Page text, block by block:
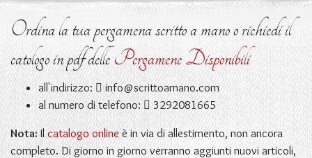
Ordina la tua pergamena scritto a mano o richiedi il
catologo in pdf dellePergamene Disponibili
all'indirizzo: info@scrittoamano.com
al numero di telefono:
3292081665
Nota:Il catalogo onlineè in via di allestimento, non ancora
completo. Di giorno in giorno verranno aggiunti nuovi articoli,